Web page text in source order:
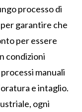
processo di
garantire che
per essere
condizioni
manuali
e intaglio.
ogni